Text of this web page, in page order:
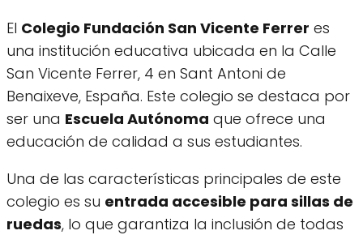
El Colegio Fundación San Vicente Ferrer es
una institución educativa ubicada en la Calle
San Vicente Ferrer, 4 en Sant Antoni de
Benaixeve, España. Este colegio se destaca por
ser una Escuela Autónoma que ofrece una
educación de calidad a sus estudiantes.
Una de las características principales de este
colegio es su entrada accesible para sillas de
ruedas, lo que garantiza la inclusión de todas